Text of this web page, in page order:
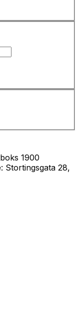
1900
Stortingsgata 28,